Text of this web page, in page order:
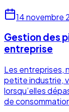
14 novembre
Gestion des
entreprise
Les entreprises,
petite industrie,
lorsqu’elles
de